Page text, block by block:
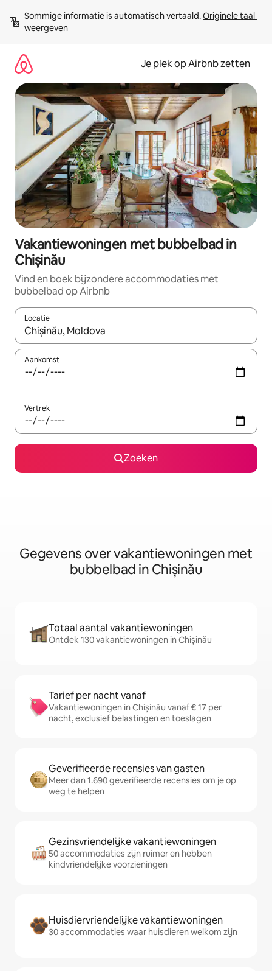
direct
naar
Sommige informatie is automatisch vertaald. Originele taal
weergeven
Je plek op Airbnb zetten
Vakantiewoningen met bubbelbad in
Chișinău
Vind en boek bijzondere accommodaties met
bubbelbad op Airbnb
Locatie
Wanneer er resultaten beschikbaar zijn, maak je een keuze
Aankomst
Vertrek
Zoeken
Gegevens over vakantiewoningen met
bubbelbad in Chișinău
Totaal aantal vakantiewoningen
Ontdek 130 vakantiewoningen in Chișinău
Tarief per nacht vanaf
Vakantiewoningen in Chișinău vanaf € 17 per
nacht, exclusief belastingen en toeslagen
Geverifieerde recensies van gasten
Meer dan 1.690 geverifieerde recensies om je op
weg te helpen
Gezinsvriendelijke vakantiewoningen
50 accommodaties zijn ruimer en hebben
kindvriendelijke voorzieningen
Huisdiervriendelijke vakantiewoningen
30 accommodaties waar huisdieren welkom zijn